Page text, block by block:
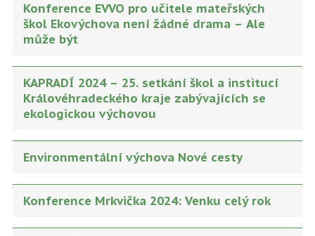
Konference EVVO pro učitele mateřských
škol Ekovýchova není žádné drama – Ale
může být
KAPRADÍ 2024 – 25. setkání škol a institucí
Královéhradeckého kraje zabývajících se
ekologickou výchovou
Environmentální výchova Nové cesty
Konference Mrkvička 2024: Venku celý rok